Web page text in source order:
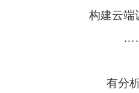
构建云端
有分